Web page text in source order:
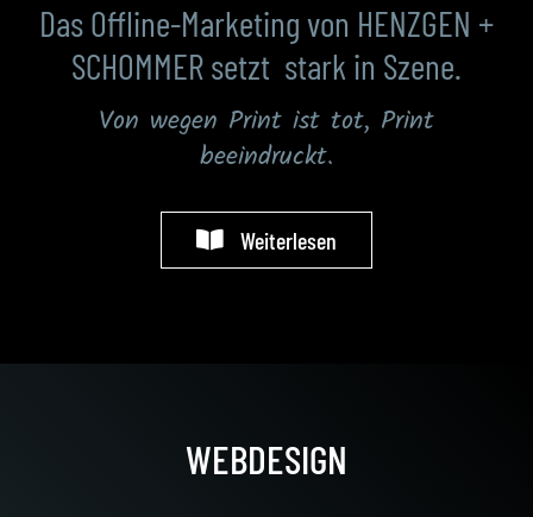
Das Offline-Marketing von HENZGEN +
SCHOMMER setzt stark in Szene.
Von wegen Print ist tot, Print
beeindruckt.
Weiterlesen
WEBDESIGN